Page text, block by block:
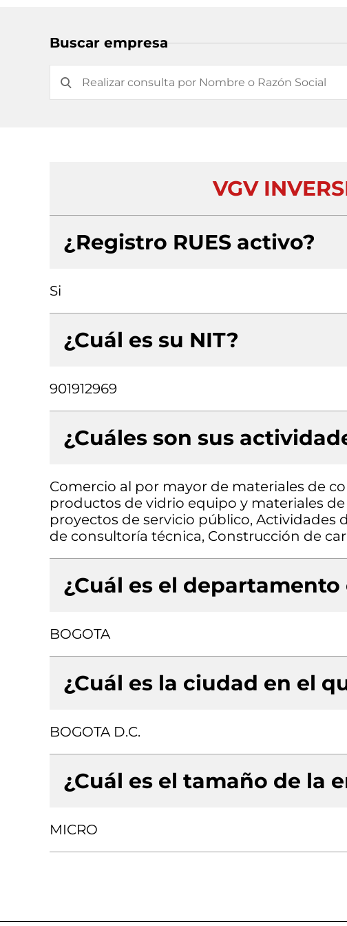
Buscar empresa
VGV
¿Registro RUES activo?
Si
¿Cuál es su NIT?
901912969
¿Cuáles son sus
Comercio al por mayor de materiales de
productos de vidrio equipo y materiales
proyectos de servicio público, Actividades
de consultoría técnica, Construcción de
¿Cuál es el
BOGOTA
¿Cuál es la ciudad en el
BOGOTA D.C.
¿Cuál es el tamaño de la
MICRO